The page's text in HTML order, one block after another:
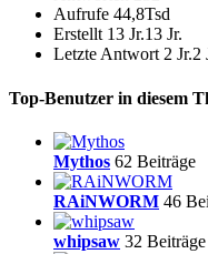
Aufrufe 44,8Tsd
Erstellt 13 Jr.13 Jr.
Letzte Antwort 2 Jr.2
Top-Benutzer in diesem
Mythos 62 Beiträge
RAiNWORM 46
whipsaw 32 Beiträge